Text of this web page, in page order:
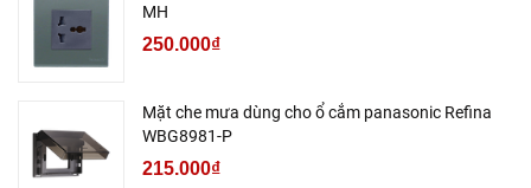
MH
250.000₫
Mặt che mưa dùng cho ổ cắm panasonic Refina
WBG8981-P
215.000₫